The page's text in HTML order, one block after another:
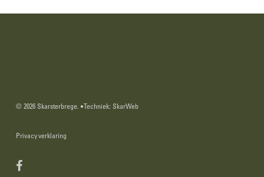
© 2026 Skarsterbrege. • Techniek: SkarWeb
Privacy verklaring